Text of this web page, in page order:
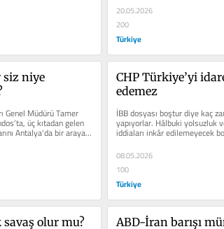
20.05.2026
200
Türkiye
niye
Genel Müdürü Tamer
üç kıtadan gelen
Antalya'da bir araya...
CHP Türkiye’yi
edemez
İBB dosyası boştur diye kaç
yapıyorlar. Hâlbuki yolsuzluk
iddiaları inkâr edilemeyecek
08.05.2026
100
Türkiye
savaş olur mu?
ABD-İran barışı